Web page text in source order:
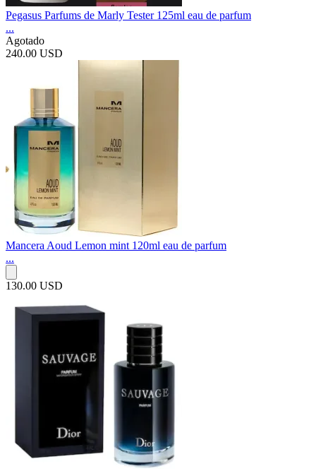
Pegasus Parfums de Marly Tester 125ml eau de parfum
...
Agotado
240.00 USD
Mancera Aoud Lemon mint 120ml eau de parfum
...
130.00 USD